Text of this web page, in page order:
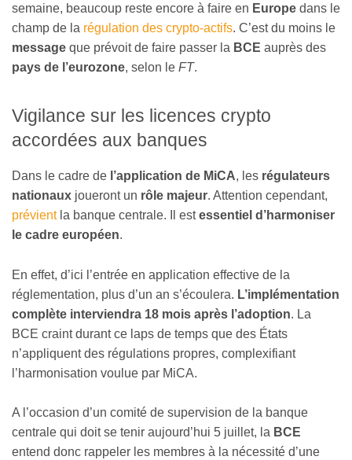
semaine, beaucoup reste encore à faire en Europe dans le
champ de la régulation des crypto-actifs. C’est du moins le
message que prévoit de faire passer la BCE auprès des
pays de l’eurozone, selon le FT.
Vigilance sur les licences crypto
accordées aux banques
Dans le cadre de l’application de MiCA, les régulateurs
nationaux joueront un rôle majeur. Attention cependant,
prévientla banque centrale. Il estessentiel d’harmoniser
le cadre européen.
En effet, d’ici l’entrée en application effective de la
réglementation, plus d’un an s’écoulera. L’implémentation
complète interviendra 18 mois après l’adoption. La
BCE craint durant ce laps de temps que des États
n’appliquent des régulations propres, complexifiant
l’harmonisation voulue par MiCA.
A l’occasion d’un comité de supervision de la banque
centrale qui doit se tenir aujourd’hui 5 juillet, la BCE
entend donc rappeler les membres à la nécessité d’une